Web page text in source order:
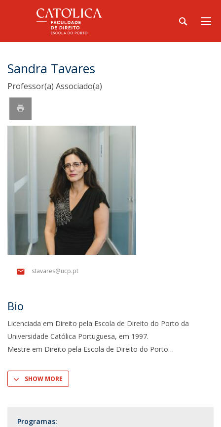
Sandra Tavares
Professor(a) Associado(a)
stavares@ucp.pt
Bio
Licenciada em Direito pela Escola de Direito do Porto da
Universidade Católica Portuguesa, em 1997.
Mestre em Direito pela Escola de Direito do Porto
SHOW MORE
Programas: